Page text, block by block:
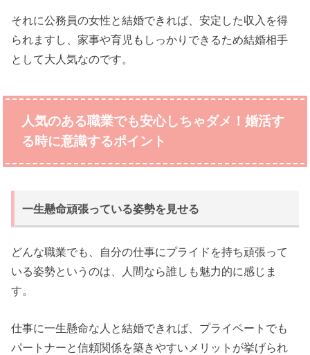
それに公務員の女性と結婚できれば、安定した収入を得
られますし、家事や育児もしっかりできるため結婚相手
として大人気なのです。
人気のある職業でも安心しちゃダメ！婚活す
る時に意識するポイント
一生懸命頑張っている姿勢を見せる
どんな職業でも、自分の仕事にプライドを持ち頑張って
いる姿勢というのは、人間なら誰しも魅力的に感じま
す。
仕事に一生懸命な人と結婚できれば、プライベートでも
パートナーと信頼関係を築きやすいメリットが挙げられ